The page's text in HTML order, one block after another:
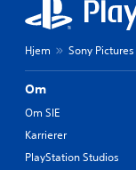
Hjem Sony
Om
Om SIE
Karrierer
PlayStation Studios